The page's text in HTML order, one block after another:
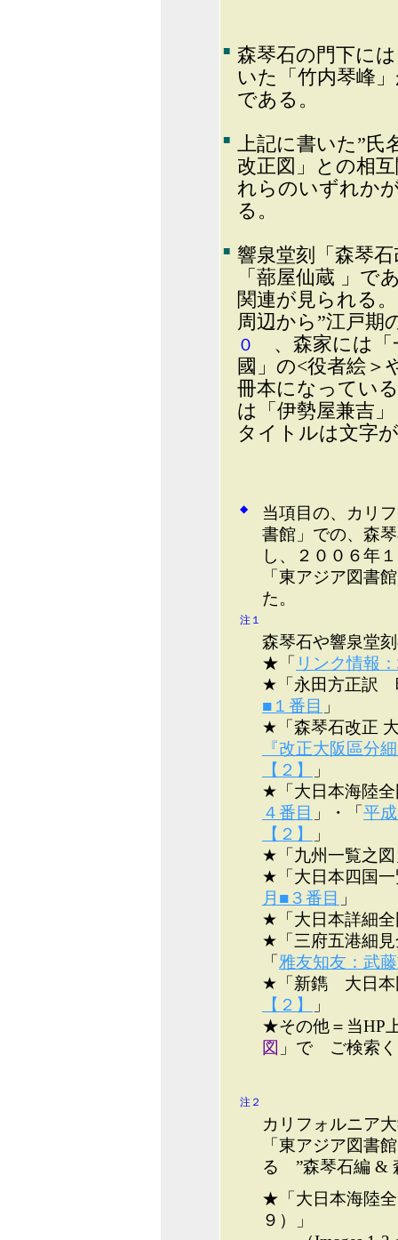
■ 森琴石の門下に
いた「竹内琴峰
である。
■ 上記に書いた”氏
改正図」との相
れらのいずれか
る。
■ 響泉堂刻「森琴
「蔀屋仙蔵 」で
関連が見られる
周辺から”江戸
０
、森家には「
國」の<役者絵＞
冊本になってい
は「伊勢屋兼吉
タイトルは文字
◆
当項目の、カリ
書館」での、森
し、２００６年
「東アジア図書
た。
注１
森琴石や響泉堂
★「 リンク情報
★「永田方正訳
■１番目 」
★「森琴石改正
『改正大阪區分
【２】
」
★「大日本海陸
４番目 」・「 平
【２】
」
★「九州一覧之
★「大日本四国
月■３番目 」
★「大日本詳細
★「三府五港細
「 雅友知友：武
★「新鐫 大日本
【２】
」
★その他＝当HP
図 」で ご検索
注２
カリフォルニア
「東アジア図
る ”森琴石編 &
★「大日本海陸
９）」